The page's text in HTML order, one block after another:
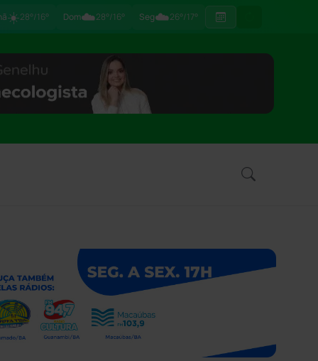
☀️28°/16° Dom☁️28°/16° Seg☁️26°/17°